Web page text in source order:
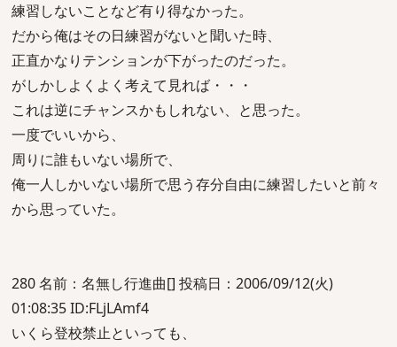
練習しないことなど有り得なかった。
だから俺はその日練習がないと聞いた時、
正直かなりテンションが下がったのだった。
がしかしよくよく考えて見れば・・・
これは逆にチャンスかもしれない、と思った。
一度でいいから、
周りに誰もいない場所で、
俺一人しかいない場所で思う存分自由に練習したいと前々
から思っていた。
280 名前：名無し行進曲[] 投稿日：2006/09/12(火)
01:08:35 ID:FLjLAmf4
いくら登校禁止といっても、